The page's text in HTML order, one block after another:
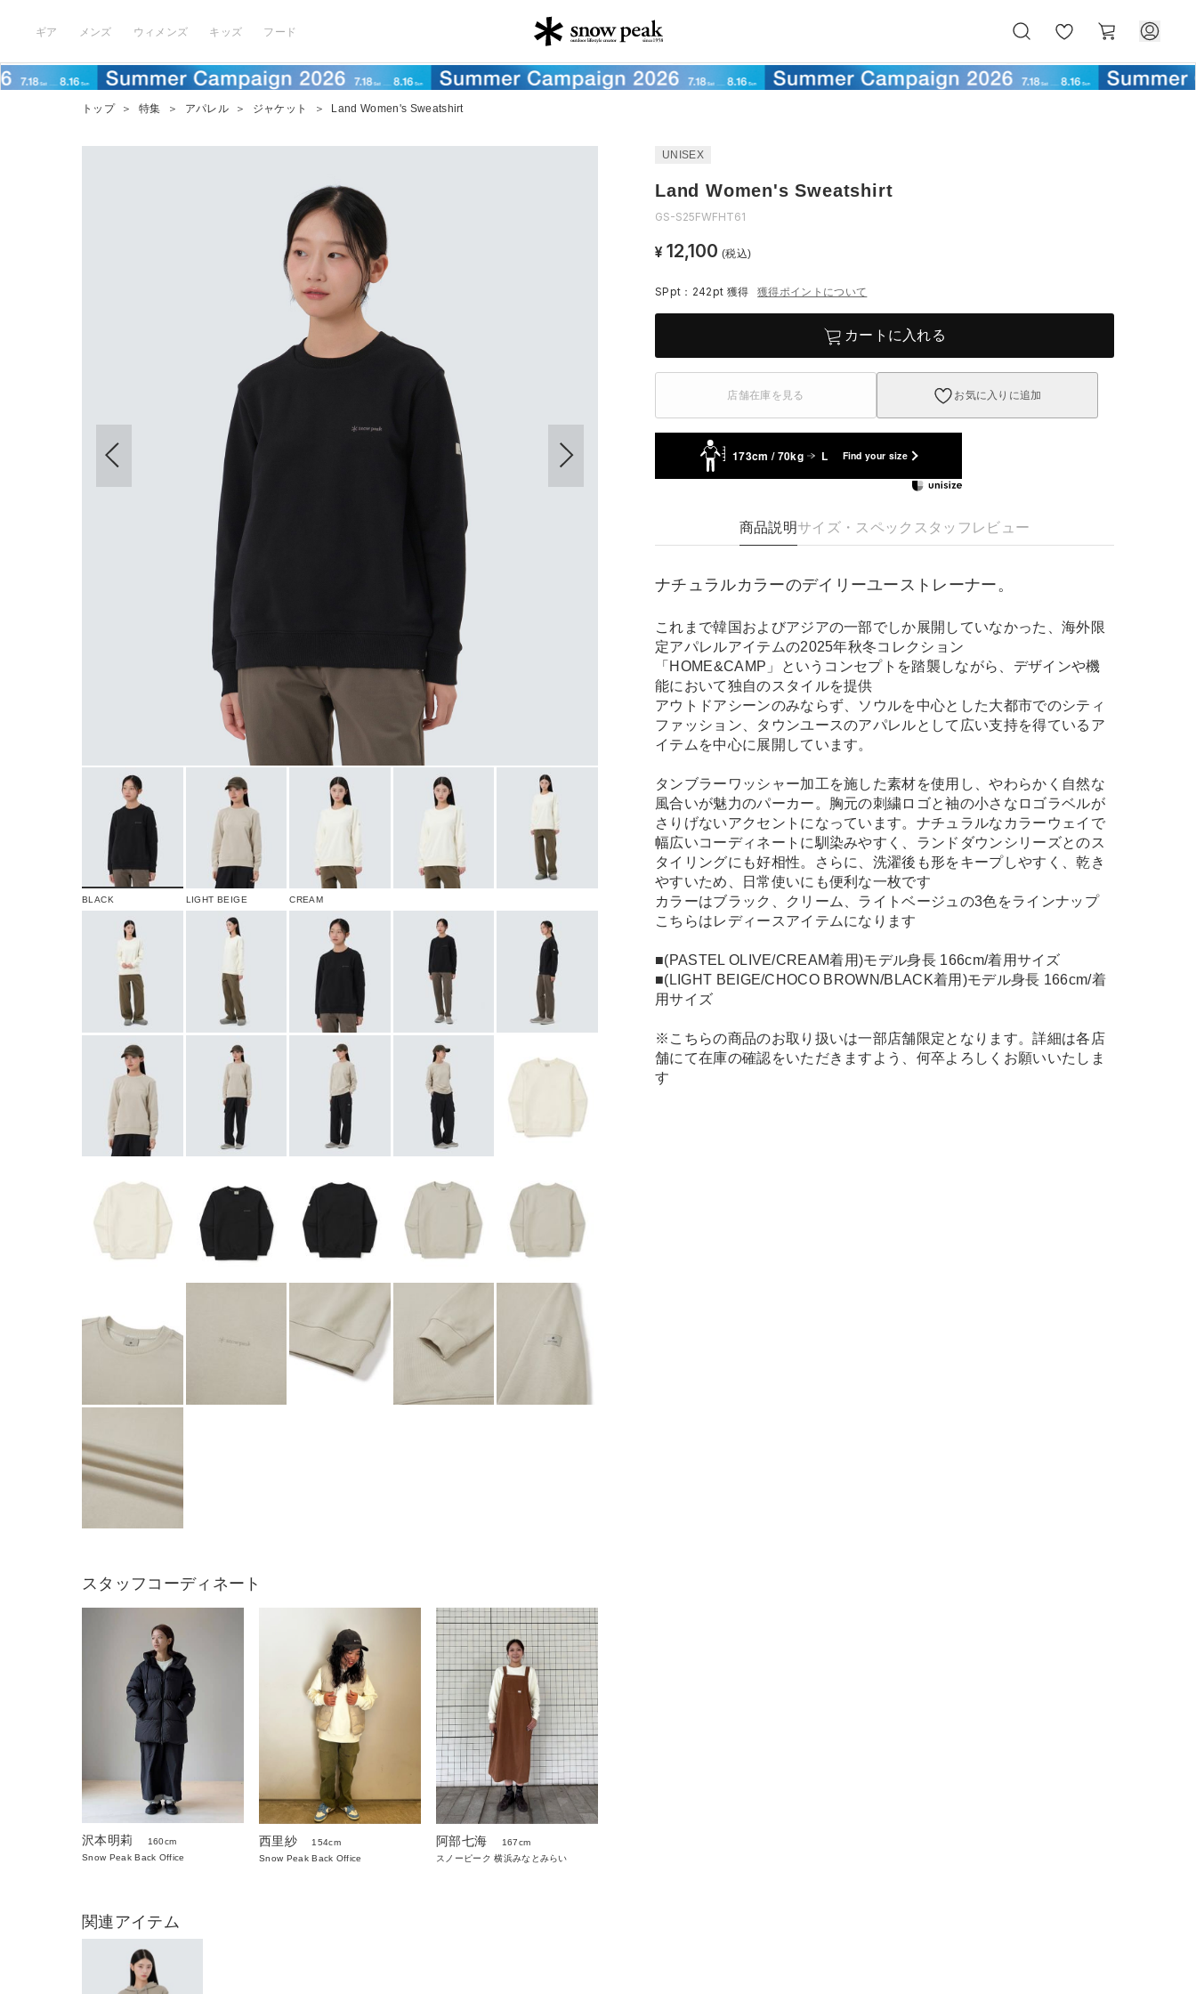
ギア メンズ ウィメンズ キッズ フード
気
に
ー
ト
トップ ＞ 特集 ＞ アパレル ＞ ジャケット ＞ Land Women's Sweatshirt
BLACK LIGHT BEIGE CREAM
UNISEX
Land Women's Sweatshirt
GS-S25FWFHT61
¥ 12,100 (税込)
SPpt：242pt 獲得 獲得ポイントについて
カートに入れる
店舗在庫を見る お気に入りに追加
173cm / 70kg L Find your size
商品説明サイズ・スペック スタッフレビュー
ナチュラルカラーのデイリーユーストレーナー。
これまで韓国およびアジアの一部でしか展開していなかった、海外限
定アパレルアイテムの2025年秋冬コレクション
「HOME&CAMP」というコンセプトを踏襲しながら、デザインや機
能において独自のスタイルを提供
アウトドアシーンのみならず、ソウルを中心とした大都市でのシティ
ファッション、タウンユースのアパレルとして広い支持を得ているア
イテムを中心に展開しています。
タンブラーワッシャー加工を施した素材を使用し、やわらかく自然な
風合いが魅力のパーカー。胸元の刺繍ロゴと袖の小さなロゴラベルが
さりげないアクセントになっています。ナチュラルなカラーウェイで
幅広いコーディネートに馴染みやすく、ランドダウンシリーズとのス
タイリングにも好相性。さらに、洗濯後も形をキープしやすく、乾き
やすいため、日常使いにも便利な一枚です
カラーはブラック、クリーム、ライトベージュの3色をラインナップ
こちらはレディースアイテムになります
■(PASTEL OLIVE/CREAM着用)モデル身長 166cm/着用サイズ
■(LIGHT BEIGE/CHOCO BROWN/BLACK着用)モデル身長 166cm/着
用サイズ
※こちらの商品のお取り扱いは一部店舗限定となります。詳細は各店
舗にて在庫の確認をいただきますよう、何卒よろしくお願いいたしま
す
スタッフコーディネート
沢本明莉
160cm
Snow Peak Back Office
西里紗
154cm
Snow Peak Back Office
阿部七海
167cm
スノーピーク 横浜みなとみらい
関連アイテム